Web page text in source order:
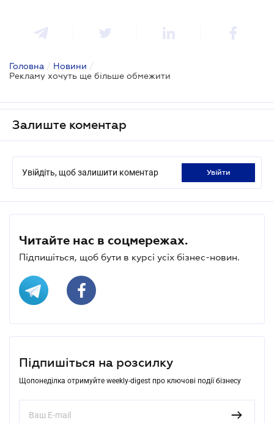
Головна / Новини /
Рекламу хочуть ще більше обмежити
Залиште коментар
Увійдіть, щоб залишити коментар увійти
Читайте нас в соцмережах.
Підпишіться, щоб бути в курсі усіх бізнес-новин.
Підпишіться на розсилку
Щопонеділка отримуйте weekly-digest про ключові події бізнесу